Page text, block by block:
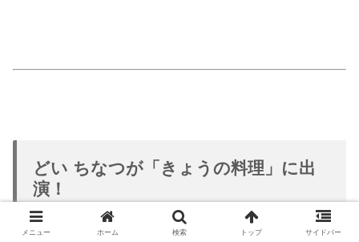
どい ちなつが「きょうの料理」に出
演！
メニュー ホーム 検索 トップ サイドバー